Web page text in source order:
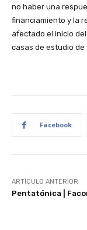
no haber una
financiamiento y la
afectado el inicio
casas de estudio de
Facebook
ARTÍCULO ANTERIOR
Pentatónica |